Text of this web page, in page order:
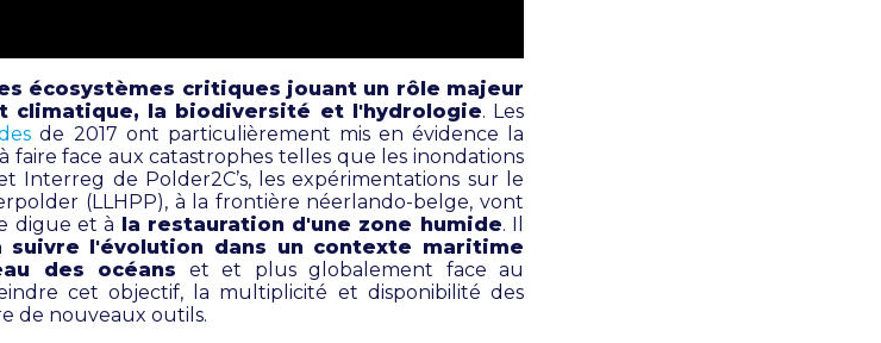
écosystèmes critiques jouant un rôle majeur
climatique, la biodiversité et l'hydrologie. Les
de 2017 ont particulièrement mis en évidence la
faire face aux catastrophes telles que les inondations
Interreg de Polder2C’s, les expérimentations sur le
(LLHPP), à la frontière néerlando-belge, vont
digue et à la restauration d'une zone humide. Il
suivre l'évolution dans un contexte maritime
des océans et et plus globalement face au
cet objectif, la multiplicité et disponibilité des
de nouveaux outils.